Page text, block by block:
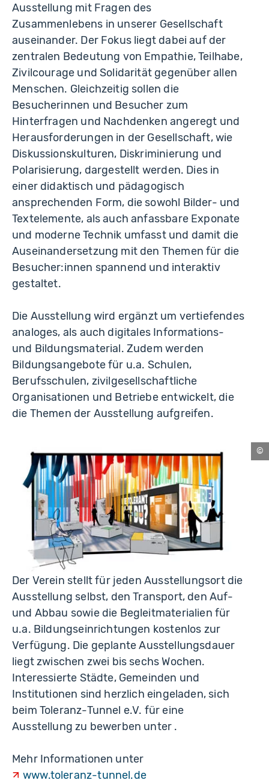
Ausstellung mit Fragen des
Zusammenlebens in unserer Gesellschaft
auseinander. Der Fokus liegt dabei auf der
zentralen Bedeutung von Empathie, Teilhabe,
Zivilcourage und Solidarität gegenüber allen
Menschen. Gleichzeitig sollen die
Besucherinnen und Besucher zum
Hinterfragen und Nachdenken angeregt und
Herausforderungen in der Gesellschaft, wie
Diskussionskulturen, Diskriminierung und
Polarisierung, dargestellt werden. Dies in
einer didaktisch und pädagogisch
ansprechenden Form, die sowohl Bilder- und
Textelemente, als auch anfassbare Exponate
und moderne Technik umfasst und damit die
Auseinandersetzung mit den Themen für die
Besucher:innen spannend und interaktiv
gestaltet.
Die Ausstellung wird ergänzt um vertiefendes
analoges, als auch digitales Informations-
und Bildungsmaterial. Zudem werden
Bildungsangebote für u.a. Schulen,
Berufsschulen, zivilgesellschaftliche
Organisationen und Betriebe entwickelt, die
die Themen der Ausstellung aufgreifen.
Der Verein stellt für jeden Ausstellungsort die
Ausstellung selbst, den Transport, den Auf-
und Abbau sowie die Begleitmaterialien für
u.a. Bildungseinrichtungen kostenlos zur
Verfügung. Die geplante Ausstellungsdauer
liegt zwischen zwei bis sechs Wochen.
Interessierte Städte, Gemeinden und
Institutionen sind herzlich eingeladen, sich
beim Toleranz-Tunnel e.V. für eine
Ausstellung zu bewerben unter .
Mehr Informationen unter
www.toleranz-tunnel.de